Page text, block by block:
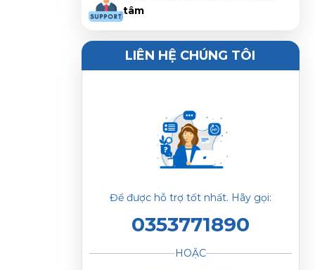
tâm
LIÊN HỆ CHÚNG TÔI
Để được hỗ trợ tốt nhất. Hãy gọi:
0353771890
HOẶC